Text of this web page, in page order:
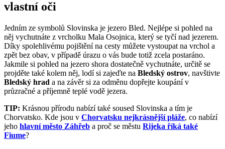
vlastní oči
Jedním ze symbolů Slovinska je jezero Bled. Nejlépe si pohled na
něj vychutnáte z vrcholku Mala Osojnica, který se tyčí nad jezerem.
Díky spolehlivému pojištění na cesty můžete vystoupat na vrchol a
zpět bez obav, v případě úrazu o vás bude totiž zcela postaráno.
Jakmile si pohled na jezero shora dostatečně vychutnáte, určitě se
projděte také kolem něj, lodí si zajeďte na Bledský ostrov, navštivte
Bledský hrad a na závěr si za odměnu dopřejte koupání v
průzračné a příjemně teplé vodě jezera.
TIP: Krásnou přírodu nabízí také soused Slovinska a tím je
Chorvatsko. Kde jsou v Chorvatsku nejkrásnější pláže, co nabízí
jeho hlavní město Záhřeb a proč se městu Rijeka říká také
Fiume?